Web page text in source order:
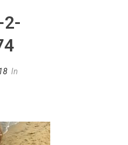
2-
In